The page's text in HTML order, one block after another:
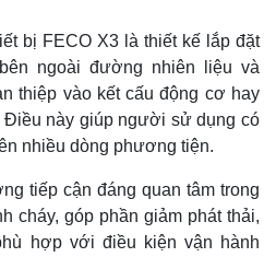
bị FECO X3 là thiết kế lắp đặt
ngoài đường nhiên liệu và
thiệp vào kết cấu động cơ hay
Điều này giúp người sử dụng có
nhiều dòng phương tiện.
tiếp cận đáng quan tâm trong
cháy, góp phần giảm phát thải,
hợp với điều kiện vận hành